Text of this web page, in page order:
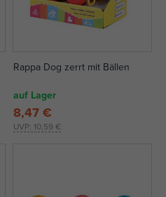
Rappa Dog zerrt mit Bällen
auf Lager
UVP: 10,59 €
8,47 €